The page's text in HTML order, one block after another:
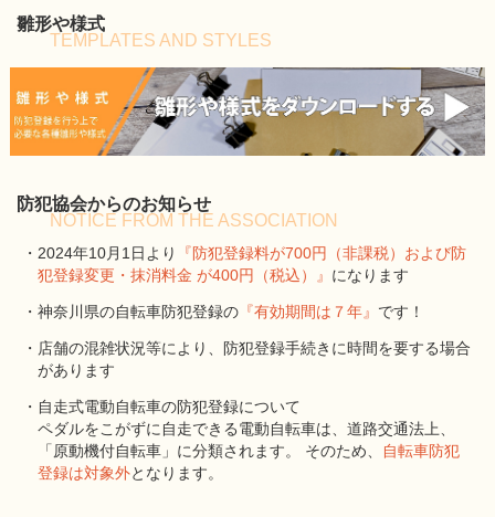
雛形や様式
TEMPLATES AND STYLES
防犯協会からのお知らせ
NOTICE FROM THE ASSOCIATION
・2024年10月1日より
『防犯登録料が700円（非課税）および防
犯登録変更・抹消料金 が400円（税込）』 になります
・神奈川県の自転車防犯登録の 『有効期間は７年』 です！
・店舗の混雑状況等により、防犯登録手続きに時間を要する場合
があります
・自走式電動自転車の防犯登録について
ペダルをこがずに自走できる電動自転車は、道路交通法上、
「原動機付自転車」に分類されます。 そのため、
自転車防犯
登録は対象外となります。